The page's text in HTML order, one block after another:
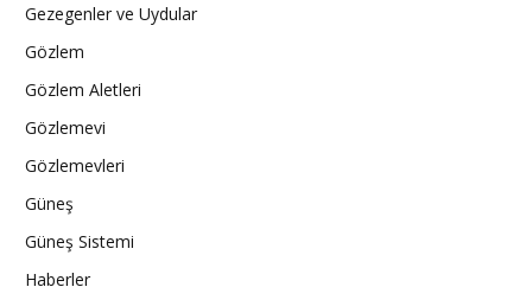
Gezegenler ve Uydular
Gözlem
Gözlem Aletleri
Gözlemevi
Gözlemevleri
Güneş
Güneş Sistemi
Haberler